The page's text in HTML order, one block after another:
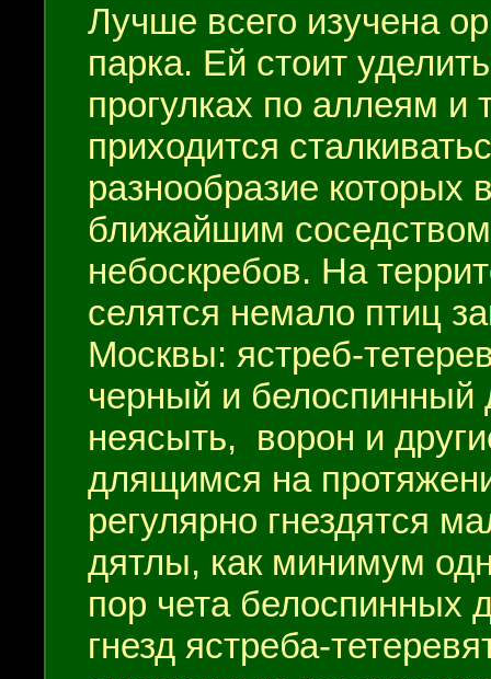
Лучше всего изучена
парка. Ей стоит
прогулках по аллеям и
приходится
разнообразие которых
ближайшим
небоскребов. На
селятся немало птиц
Москвы: ястреб-
черный и белоспинный
неясыть, ворон и
длящимся на
регулярно гнездятся
дятлы, как минимум
пор чета белоспинных
гнезд ястреба-